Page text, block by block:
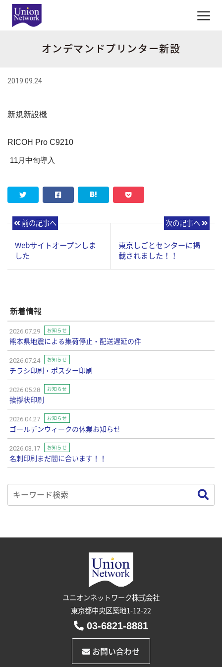
オンデマンドプリンター新設
2019.09.24
新規新設機
RICOH Pro C9210
11月中旬導入
前の記事へ
Webサイトオープンしま
した
次の記事へ
東京しごとセンターに掲
載されました！！
新着情報
2026.07.29 お知らせ
熊本県地震による集荷停止・配送遅延の件
2026.07.24 お知らせ
チラシ印刷・ポスター印刷
2026.05.28 お知らせ
挨拶状印刷
2026.04.27 お知らせ
ゴールデンウィークの休業お知らせ
2026.03.17 お知らせ
名刺印刷まだ間に合います！！
ユニオンネットワーク株式会社
東京都中央区築地1-12-22
03-6821-8881
お問い合わせ